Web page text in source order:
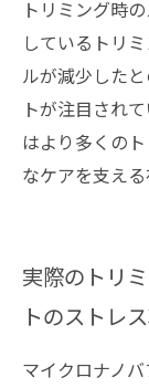
トリミング時
しているトリ
ルが減少した
トが注目され
はより多くの
なケアを支え
実際のトリ
トのストレ
マイクロナノ